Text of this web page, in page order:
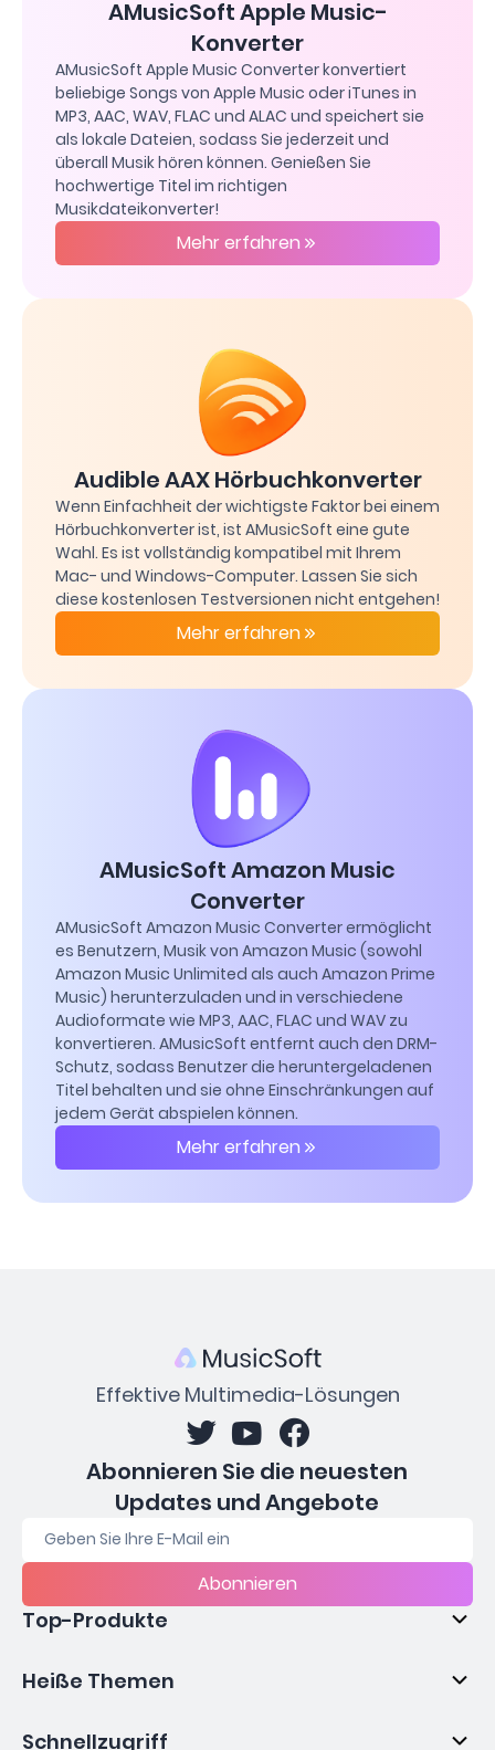
AMusicSoft Apple Music-
Konverter
AMusicSoft Apple Music Converter konvertiert
beliebige Songs von Apple Music oder iTunes in
MP3, AAC, WAV, FLAC und ALAC und speichert sie
als lokale Dateien, sodass Sie jederzeit und
überall Musik hören können. Genießen Sie
hochwertige Titel im richtigen
Musikdateikonverter!
Mehr erfahren
Audible AAX Hörbuchkonverter
Wenn Einfachheit der wichtigste Faktor bei einem
Hörbuchkonverter ist, ist AMusicSoft eine gute
Wahl. Es ist vollständig kompatibel mit Ihrem
Mac- und Windows-Computer. Lassen Sie sich
diese kostenlosen Testversionen nicht entgehen!
Mehr erfahren
AMusicSoft Amazon Music
Converter
AMusicSoft Amazon Music Converter ermöglicht
es Benutzern, Musik von Amazon Music (sowohl
Amazon Music Unlimited als auch Amazon Prime
Music) herunterzuladen und in verschiedene
Audioformate wie MP3, AAC, FLAC und WAV zu
konvertieren. AMusicSoft entfernt auch den DRM-
Schutz, sodass Benutzer die heruntergeladenen
Titel behalten und sie ohne Einschränkungen auf
jedem Gerät abspielen können.
Mehr erfahren
Effektive Multimedia-Lösungen
Abonnieren Sie die neuesten
Updates und Angebote
Abonnieren
Top-Produkte
Heiße Themen